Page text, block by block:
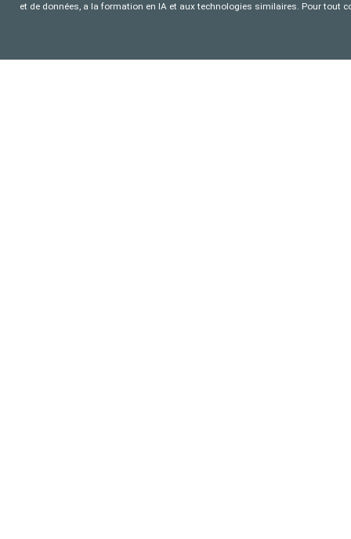
et de données, a la formation en IA et aux technologies similaires. Pour tout